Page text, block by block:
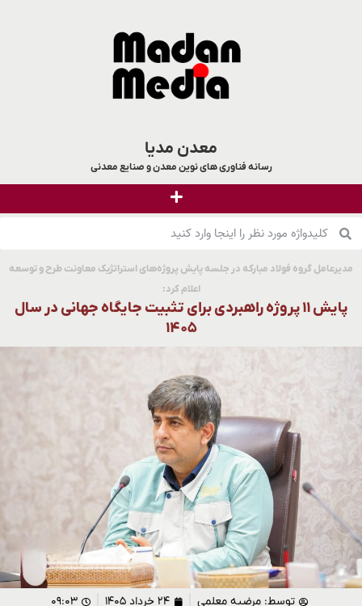
معدن مدیا
رسانه فناوری های نوین معدن و صنایع معدنی
مدیرعامل گروه فولاد مبارکه در جلسه پایش پروژه‌های استراتژیک معاونت طرح و توسعه
اعلام کرد:
پایش ۱۱ پروژه راهبردی برای تثبیت جایگاه جهانی در سال
۱۴۰۵
توسط: مرضیه معلمی ۲۴ خرداد ۱۴۰۵ ۰۹:۰۳